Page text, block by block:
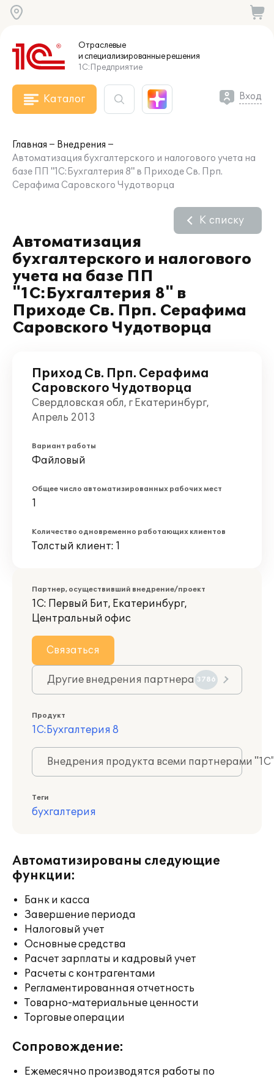
Отраслевые
и специализированныерешения
1С:Предприятие
Каталог Вход
Главная
Внедрения
Автоматизация бухгалтерского и налогового учета на
базе ПП "1С:Бухгалтерия 8" в Приходе Св. Прп.
Серафима Саровского Чудотворца
Автоматизация
бухгалтерского и налогового
учета на базе ПП
"1С:Бухгалтерия 8" в
Приходе Св. Прп. Серафима
Саровского Чудотворца
К списку
Приход Св. Прп. Серафима
Саровского Чудотворца
Свердловская обл, г Екатеринбург,
Апрель 2013
Вариант работы
Файловый
Общее число автоматизированных рабочих мест
1
Количество одновременно работающих клиентов
Толстый клиент: 1
Партнер, осуществивший внедрение/проект
1С: Первый Бит, Екатеринбург,
Центральный офис
Связаться
Другие внедрения партнера 3786
Продукт
1С:Бухгалтерия 8
Внедрения продукта всеми партнерами
Теги
бухгалтерия
Автоматизированы следующие
функции:
Банк и касса
Завершение периода
Налоговый учет
Основные средства
Расчет зарплаты и кадровый учет
Расчеты с контрагентами
Регламентированная отчетность
Товарно-материальные ценности
Торговые операции
Сопровождение:
Ежемесячно производятся работы по